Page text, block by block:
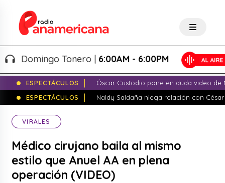
Domingo Tonero |6:00AM - 6:00PM
ESPECTÁCULOS
Óscar Custodio pone en duda video de
ESPECTÁCULOS
Naldy Saldaña niega relación con
VIRALES
Médico cirujano baila al mismo
estilo que Anuel AA en plena
operación (VIDEO)